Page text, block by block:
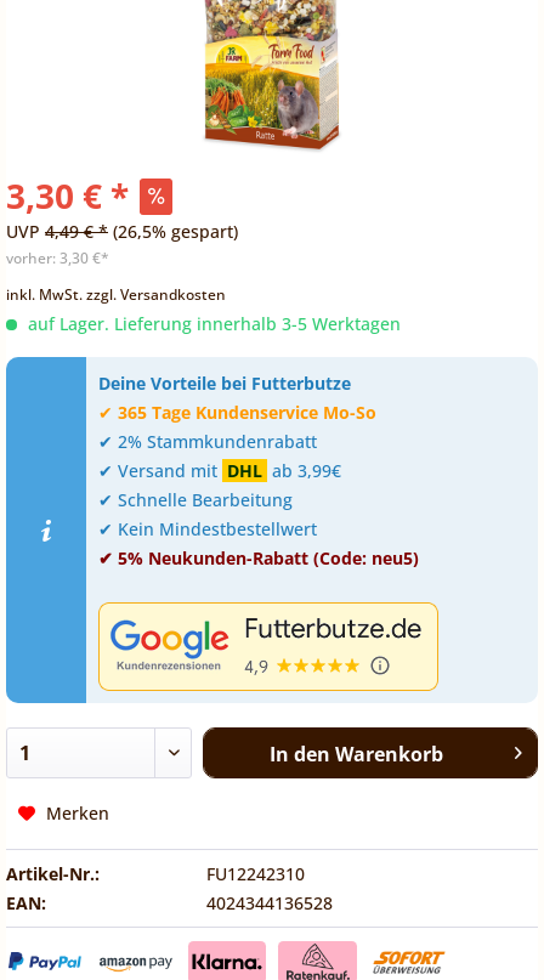
3,30 € *
UVP 4,49 € * (26,5% gespart)
vorher: 3,30 €*
inkl. MwSt.zzgl. Versandkosten
auf Lager. Lieferung innerhalb 3-5 Werktagen
Deine Vorteile bei Futterbutze
✔ 365 Tage Kundenservice Mo-So
✔ 2% Stammkundenrabatt
✔ Versand mit DHL ab 3,99€
✔ Schnelle Bearbeitung
✔ Kein Mindestbestellwert
✔ 5% Neukunden-Rabatt (Code: neu5)
In den Warenkorb
Merken
Artikel-Nr.:
FU12242310
EAN:
4024344136528